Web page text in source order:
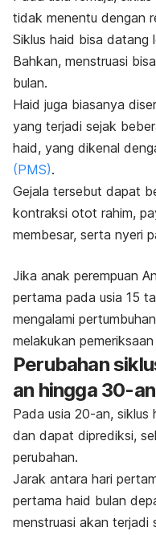
tidak menentu dengan
Siklus haid bisa datang
Bahkan, menstruasi
bulan.
Haid juga biasanya
yang terjadi sejak
haid, yang dikenal
(PMS).
Gejala tersebut dapat
kontraksi otot rahim,
membesar, serta nyeri
Jika anak perempuan
pertama pada usia 15
mengalami
melakukan
Perubahan
an hingga 30-an
Pada usia 20-an, siklus
dan dapat diprediksi,
perubahan.
Jarak antara hari
pertama haid bulan
menstruasi akan terjadi